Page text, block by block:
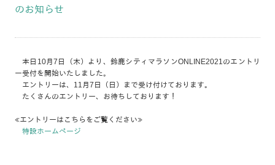
のお知らせ
本日10月7日（木）より、鈴鹿シティマラソンONLINE2021のエントリ
ー受付を開始いたしました。
エントリーは、11月7日（日）まで受け付けております。
たくさんのエントリー、お待ちしております！
≪エントリーはこちらをご覧ください≫
特設ホームページ